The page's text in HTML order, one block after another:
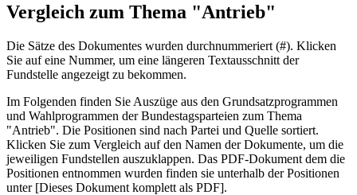
Vergleich zum Thema "Antrieb"
Die Sätze des Dokum­entes wurden durch­nummeriert (#). Klicken
Sie auf eine Nummer, um eine längeren Textausschnitt der
Fundstelle angezeigt zu bekommen.
Im Folgenden finden Sie Auszüge aus den Grundsatz­program­men
und Wahl­program­men der Bundes­tags­parteien zum Thema
"Antrieb". Die Posi­tionen sind nach Partei und Quelle sortiert.
Klicken Sie zum Vergleich auf den Namen der Dokumente, um die
jeweiligen Fundstellen aus­zu­klappen. Das PDF-Dokument dem die
Posi­tionen entnommen wurden finden sie unterhalb der Positionen
unter [Dieses Dokument komplett als PDF].